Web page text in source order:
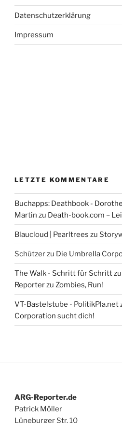
Datenschutzerklärung
Impressum
LETZTE KOMMENTARE
Buchapps: Deathbook -
Martin zu Death-book.com –
Blaucloud | Pearltrees zu
Schützerzu Die Umbrella
The Walk - Schritt für Schritt
Reporterzu Zombies, Run!
VT-Bastelstube - PolitikPla.net
Corporation sucht dich!
ARG-Reporter.de
Patrick Möller
Lüneburger Str. 10